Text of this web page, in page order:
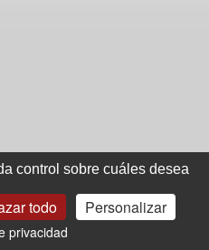
control sobre cuáles desea
todo Personalizar
privacidad